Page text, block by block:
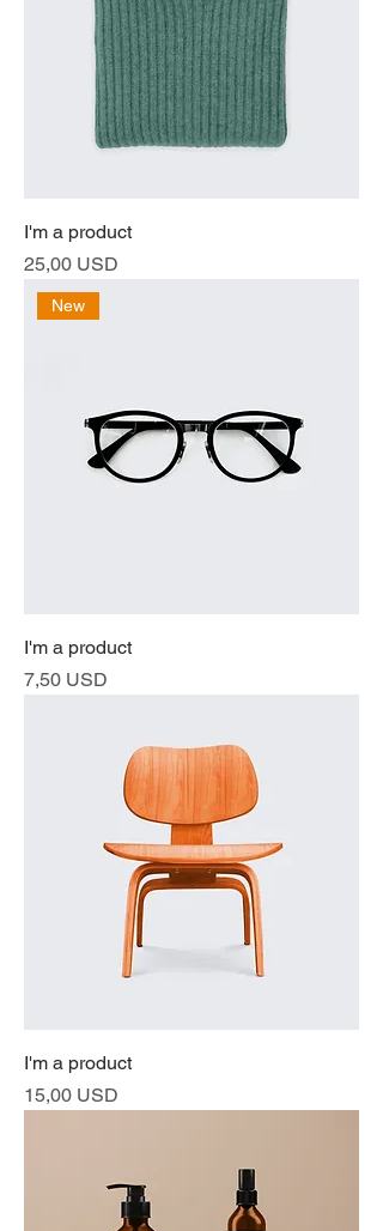
I'm a product
Prezzo
25,00 USD
New
I'm a product
Prezzo
7,50 USD
I'm a product
Prezzo
15,00 USD